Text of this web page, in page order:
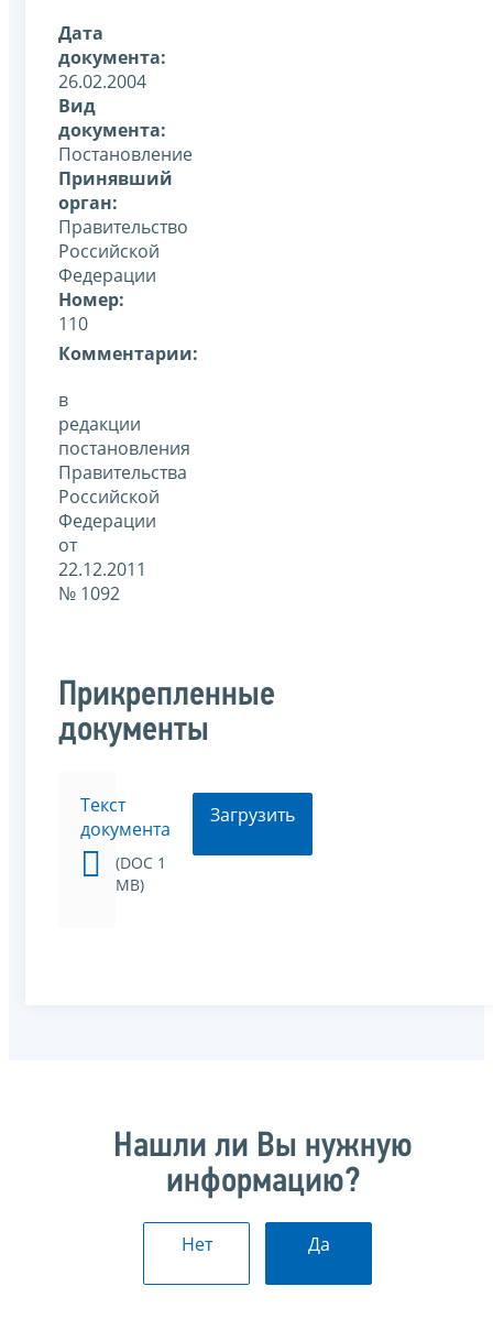
Дата
документа:
26.02.2004
Вид
документа:
Постановление
Принявший
орган:
Правительство
Российской
Федерации
Номер:
110
Комментарии:
в
редакции
постановления
Правительства
Российской
Федерации
от
22.12.2011
№ 1092
Прикрепленные
документы
Текст
документа
(DOC 1
MB)
Загрузить
Нашли ли Вы нужную
информацию?
Нет Да